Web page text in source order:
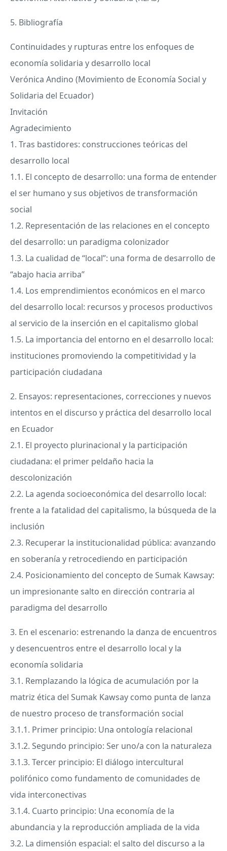
5. Bibliografía
Continuidades y rupturas entre los enfoques de
economía solidaria y desarrollo local
Verónica Andino (Movimiento de Economía Social y
Solidaria del Ecuador)
Invitación
Agradecimiento
1. Tras bastidores: construcciones teóricas del
desarrollo local
1.1. El concepto de desarrollo: una forma de entender
el ser humano y sus objetivos de transformación
social
1.2. Representación de las relaciones en el concepto
del desarrollo: un paradigma colonizador
1.3. La cualidad de “local”: una forma de desarrollo de
“abajo hacia arriba”
1.4. Los emprendimientos económicos en el marco
del desarrollo local: recursos y procesos productivos
al servicio de la inserción en el capitalismo global
1.5. La importancia del entorno en el desarrollo local:
instituciones promoviendo la competitividad y la
participación ciudadana
2. Ensayos: representaciones, correcciones y nuevos
intentos en el discurso y práctica del desarrollo local
en Ecuador
2.1. El proyecto plurinacional y la participación
ciudadana: el primer peldaño hacia la
descolonización
2.2. La agenda socioeconómica del desarrollo local:
frente a la fatalidad del capitalismo, la búsqueda de la
inclusión
2.3. Recuperar la institucionalidad pública: avanzando
en soberanía y retrocediendo en participación
2.4. Posicionamiento del concepto de Sumak Kawsay:
un impresionante salto en dirección contraria al
paradigma del desarrollo
3. En el escenario: estrenando la danza de encuentros
y desencuentros entre el desarrollo local y la
economía solidaria
3.1. Remplazando la lógica de acumulación por la
matriz ética del Sumak Kawsay como punta de lanza
de nuestro proceso de transformación social
3.1.1. Primer principio: Una ontología relacional
3.1.2. Segundo principio: Ser uno/a con la naturaleza
3.1.3. Tercer principio: El diálogo intercultural
polifónico como fundamento de comunidades de
vida interconectivas
3.1.4. Cuarto principio: Una economía de la
abundancia y la reproducción ampliada de la vida
3.2. La dimensión espacial: el salto del discurso a la